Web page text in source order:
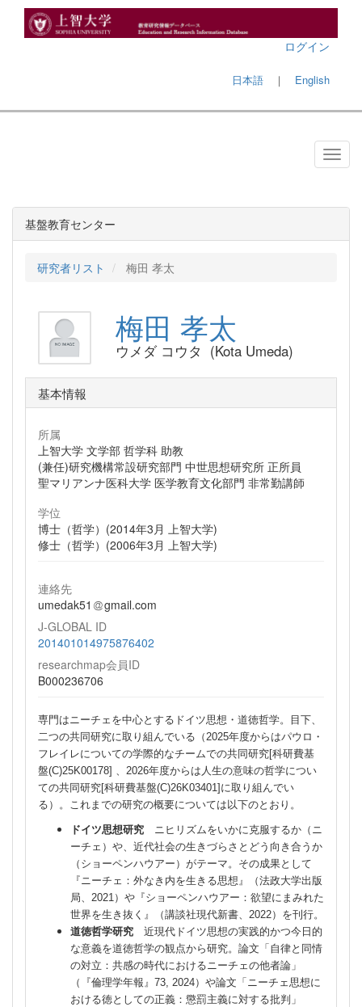
ログイン
日本語 ｜ English
基盤教育センター
研究者リスト 梅田 孝太
梅田 孝太
ウメダ コウタ (Kota Umeda)
基本情報
所属
上智大学 文学部 哲学科 助教
(兼任)研究機構常設研究部門 中世思想研究所 正所員
聖マリアンナ医科大学 医学教育文化部門 非常勤講師
学位
博士（哲学）(2014年3月 上智大学)
修士（哲学）(2006年3月 上智大学)
連絡先
umedak51
gmail.com
J-GLOBAL ID
201401014975876402
researchmap会員ID
B000236706
専門はニーチェを中心とするドイツ思想・道徳哲学。目下、
二つの共同研究に取り組んでいる（2025年度からはパウロ・
フレイレについての学際的なチームでの共同研究[科研費基
盤(C)25K00178] 、2026年度からは人生の意味の哲学につい
ての共同研究[科研費基盤(C)26K03401]に取り組んでい
る）。これまでの研究の概要については以下のとおり。
ドイツ思想研究
ニヒリズムをいかに克服するか（ニ
ーチェ）や、近代社会の生きづらさとどう向き合うか
（ショーペンハウアー）がテーマ。その成果として
『ニーチェ：外なき内を生きる思想』（法政大学出版
局、2021）や『ショーペンハウアー：欲望にまみれた
世界を生き抜く』（講談社現代新書、2022） を刊行。
道徳哲学研究 近現代ドイツ思想の実践的かつ今日的
な意義を道徳哲学の観点から研究。論文「自律と同情
の対立：共感の時代におけるニーチェの他者論」
（『倫理学年報』73, 2024）や論文「ニーチェ思想に
おける徳としての正義：懲罰主義に対する批判」